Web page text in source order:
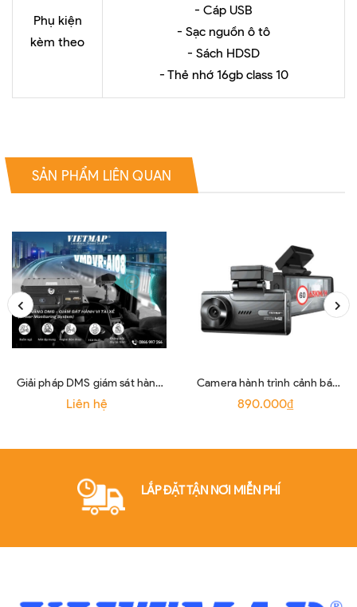
Phụ kiện
kèm theo
- Cáp USB
- Sạc nguồn ô tô
- Sách HDSD
- Thẻ nhớ 16gb class 10
SẢN PHẨM LIÊN QUAN
Giải pháp DMS giám sát hành
vi tài xế bằng camera Ai
Liên hệ
Camera hành trình cảnh báo
giao thông, xem trực tuyến
890.000₫
LẮP ĐẶT TẬN NƠI MIỄN PHÍ